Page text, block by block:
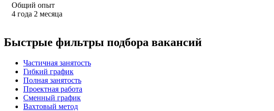
Общий опыт
4 года 2 месяца
Быстрые фильтры подбора вакансий
Частичная занятость
Гибкий график
Полная занятость
Проектная работа
Сменный график
Вахтовый метод